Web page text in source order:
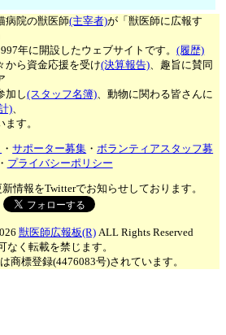
病院の獣医師(主宰者)が「獣医師に広報す
年に開設したウェブサイトです。(履歴)
から資金応援を受け(決算報告)、趣旨に賛同
加し(スタッフ名簿)、動物に関わる皆さんに
)、
す。
・サポーター募集 ・ボランティアスタッフ募
プライバシーポリシー
情報をTwitterでお知らせしております。
獣医師広報板(R)ALL Rights Reserved
なく転載を禁じます。
商標登録(4476083号)されています。